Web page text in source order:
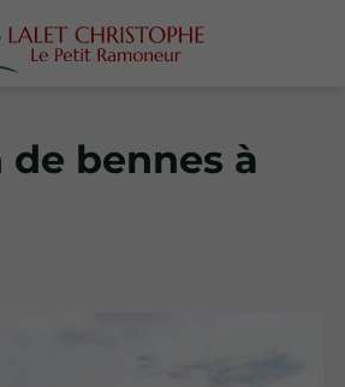
bennes à